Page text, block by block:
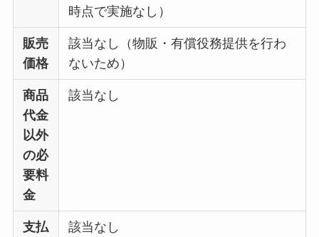
時点で実施なし）
販売
価格
該当なし（物販・有償役務提供を行わ
ないため）
商品
代金
以外
の必
要料
金
該当なし
支払
該当なし